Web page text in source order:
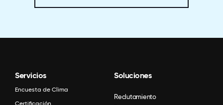
Servicios
Encuesta de Clima
Certificación
Soluciones
Reclutamiento